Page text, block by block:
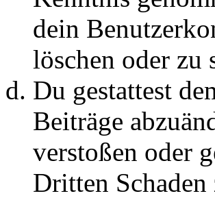
dein
löschen oder zu
Du gestattest
Beiträge
verstoßen oder
Dritten